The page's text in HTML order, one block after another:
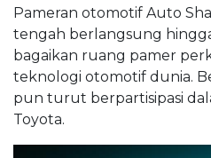
Pameran otomotif Auto
tengah berlangsung
bagaikan ruang pamer
teknologi otomotif dunia.
pun turut berpartisipasi
Toyota.